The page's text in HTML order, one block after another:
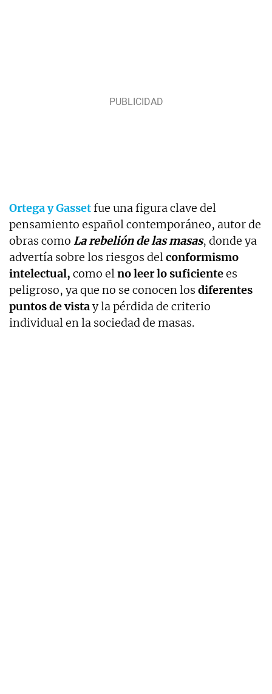
Ortega y Gassetfue una figura clave del
pensamiento español contemporáneo, autor de
obras como La rebelión de las masas, donde ya
advertía sobre los riesgos delconformismo
intelectual, como elno leer lo suficientees
peligroso, ya que no se conocen los diferentes
puntos de vistay la pérdida de criterio
individual en la sociedad de masas.